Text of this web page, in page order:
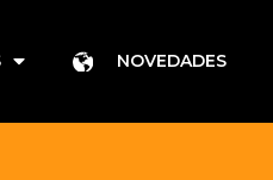
NOVEDADES